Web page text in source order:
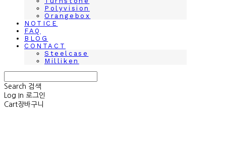
Polyvision
Orangebox
NOTICE
FAQ
BLOG
CONTACT
Steelcase
Milliken
Search 검색
Log In 로그인
Cart장바구니